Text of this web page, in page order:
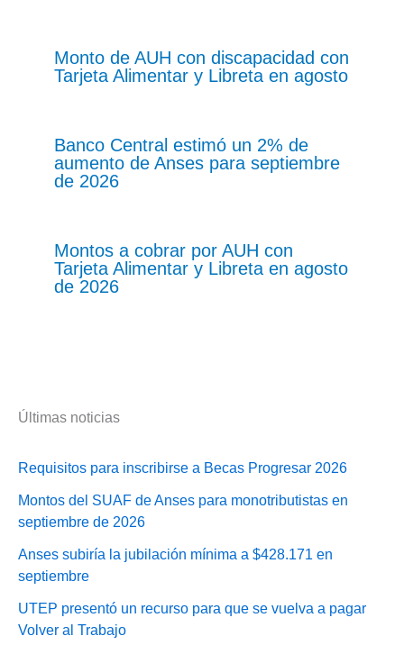
Monto de AUH con discapacidad con
Tarjeta Alimentar y Libreta en agosto
Banco Central estimó un 2% de
aumento de Anses para septiembre
de 2026
Montos a cobrar por AUH con
Tarjeta Alimentar y Libreta en agosto
de 2026
Últimas noticias
Requisitos para inscribirse a Becas Progresar 2026
Montos del SUAF de Anses para monotributistas en
septiembre de 2026
Anses subiría la jubilación mínima a $428.171 en
septiembre
UTEP presentó un recurso para que se vuelva a pagar
Volver al Trabajo